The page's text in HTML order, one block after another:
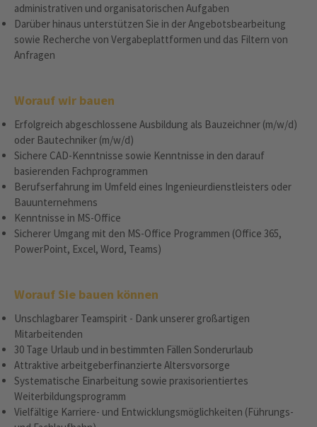
administrativen und organisatorischen Aufgaben
Darüber hinaus unterstützen Sie in der Angebotsbearbeitung
sowie Recherche von Vergabeplattformen und das Filtern von
Anfragen
Worauf wir bauen
Erfolgreich abgeschlossene Ausbildung als Bauzeichner (m/w/d)
oder Bautechniker (m/w/d)
Sichere CAD-Kenntnisse sowie Kenntnisse in den darauf
basierenden Fachprogrammen
Berufserfahrung im Umfeld eines Ingenieurdienstleisters oder
Bauunternehmens
Kenntnisse in MS-Office
Sicherer Umgang mit den MS-Office Programmen (Office 365,
PowerPoint, Excel, Word, Teams)
Worauf Sie bauen können
Unschlagbarer Teamspirit - Dank unserer großartigen
Mitarbeitenden
30 Tage Urlaub und in bestimmten Fällen Sonderurlaub
Attraktive arbeitgeberfinanzierte Altersvorsorge
Systematische Einarbeitung sowie praxisorientiertes
Weiterbildungsprogramm
Vielfältige Karriere- und Entwicklungsmöglichkeiten (Führungs-